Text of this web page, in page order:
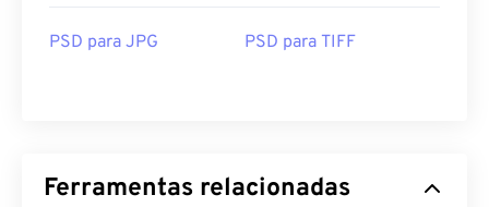
PSD para JPG PSD para TIFF
Ferramentas relacionadas